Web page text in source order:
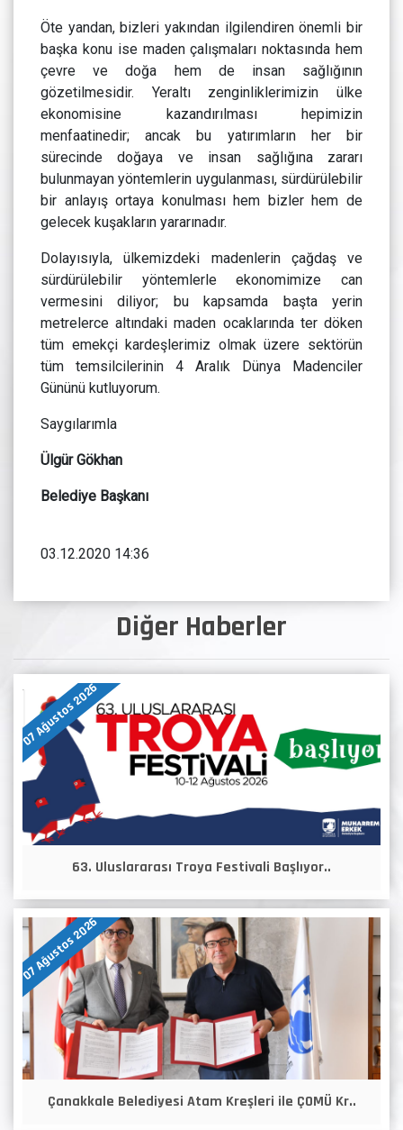
Diğer Haberler
07 Ağustos 2026
63. Uluslararası Troya Festivali Başlıyor..
07 Ağustos 2026
Çanakkale Belediyesi Atam Kreşleri ile ÇOMÜ Kr..
Öte yandan, bizleri yakından ilgilendiren önemli bir
başka konu ise maden çalışmaları noktasında hem
çevre ve doğa hem de insan sağlığının
gözetilmesidir. Yeraltı zenginliklerimizin ülke
ekonomisine kazandırılması hepimizin
menfaatinedir; ancak bu yatırımların her bir
sürecinde doğaya ve insan sağlığına zararı
bulunmayan yöntemlerin uygulanması, sürdürülebilir
bir anlayış ortaya konulması hem bizler hem de
gelecek kuşakların yararınadır.
Dolayısıyla, ülkemizdeki madenlerin çağdaş ve
sürdürülebilir yöntemlerle ekonomimize can
vermesini diliyor; bu kapsamda başta yerin
metrelerce altındaki maden ocaklarında ter döken
tüm emekçi kardeşlerimiz olmak üzere sektörün
tüm temsilcilerinin 4 Aralık Dünya Madenciler
Gününü kutluyorum.
Saygılarımla
Ülgür Gökhan
Belediye Başkanı
03.12.2020 14:36